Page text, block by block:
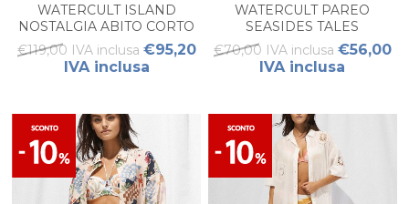
WATERCULT ISLAND
NOSTALGIA ABITO CORTO
€119,00 IVA inclusa €95,20
IVA inclusa
WATERCULT PAREO
SEASIDES TALES
€70,00 IVA inclusa €56,00
IVA inclusa